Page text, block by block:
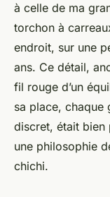
à celle de ma
torchon à
endroit, sur une
ans. Ce détail,
fil rouge d’un
sa place, chaque
discret, était bien
une philosophie
chichi.